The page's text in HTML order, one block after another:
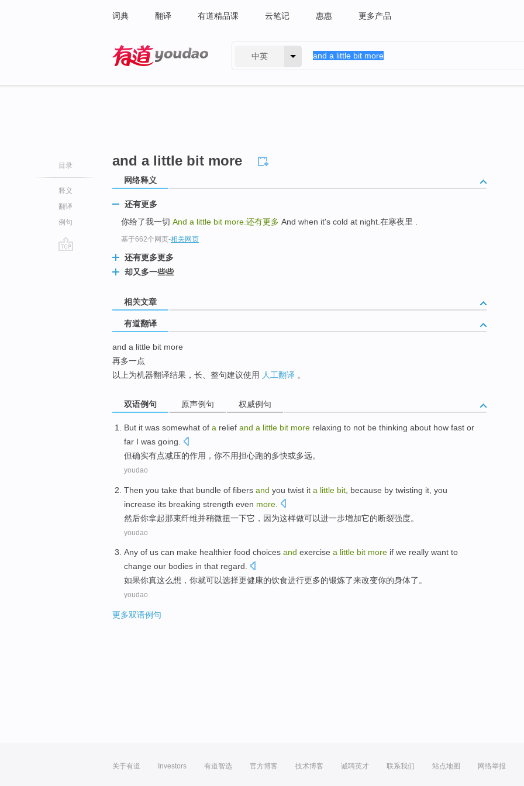
词典 翻译 有道精品课 云笔记 惠惠 更多产品
中英
目录
释义
翻译
例句
and a little bit more
网络释义
还有更多
你给了我一切 And a little bit more. 还有更多 And when it's cold at night.在寒夜里 .
基于662个网页-相关网页
还有更多更多
却又多一些些
相关文章
有道翻译
and a little bit more
再多一点
以上为机器翻译结果，长、整句建议使用 人工翻译 。
双语例句 原声例句 权威例句
But it was somewhat of a relief and a little bit more relaxing to not be thinking about how fast or
far I was going.
但确实有点减压的作用， 你不用担心跑的多快或多远。
youdao
Then you take that bundle of fibers and you twist it a little bit because by twisting it , you
increase its breaking strength even more
然后你拿起那束纤维并稍微扭一下它 ， 因为这样做可以进一步增加它的断裂强度。
youdao
Any of us can make healthier food choices and exercise a little bit more if we really want to
change our bodies in that regard.
如果你真这么想 ，你就可以选择更健康的饮食进行更多的锻炼了来改变你的身体了。
youdao
更多双语例句
关于有道 Investors 有道智选 官方博客 技术博客 诚聘英才 联系我们 站点地图 网络举报